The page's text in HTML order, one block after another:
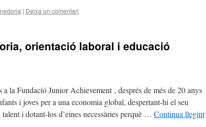
| Deixa un comentari
orientació laboral i educació
la Fundació Junior Achievement , després de més de 20 anys
i joves per a una economia global, despertant-hi el seu
i dotant-los d’eines necessàries perquè … Continua llegint